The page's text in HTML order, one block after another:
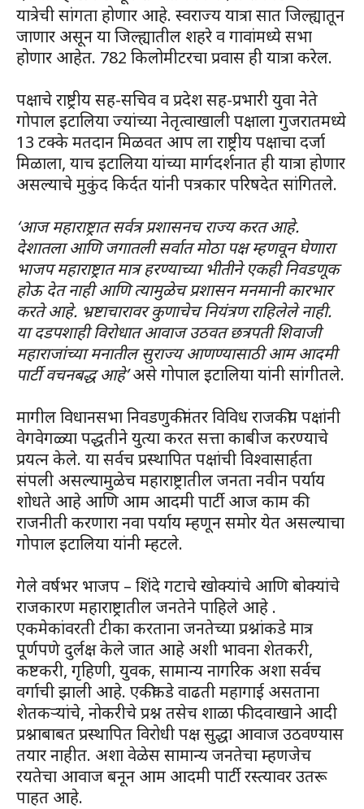
यात्रेची सांगता होणार आहे. स्वराज्य यात्रा सात जिल्ह्यातून
जाणार असून या जिल्ह्यातील शहरे व गावांमध्ये सभा
होणार आहेत. 782 किलोमीटरचा प्रवास ही यात्रा करेल.
पक्षाचे राष्ट्रीय सह-सचिव व प्रदेश सह-प्रभारी युवा नेते
गोपाल इटालिया ज्यांच्या नेतृत्वाखाली पक्षाला गुजरातमध्ये
13 टक्के मतदान मिळवत आप ला राष्ट्रीय पक्षाचा दर्जा
मिळाला, याच इटालिया यांच्या मार्गदर्शनात ही यात्रा होणार
असल्याचे मुकुंद किर्दत यांनी पत्रकार परिषदेत सांगितले.
‘आज महाराष्ट्रात सर्वत्र प्रशासनच राज्य करत आहे.
देशातला आणि जगातली सर्वात मोठा पक्ष म्हणवून घेणारा
भाजप महाराष्ट्रात मात्र हरण्याच्या भीतीने एकही निवडणूक
होऊ देत नाही आणि त्यामुळेच प्रशासन मनमानी कारभार
करते आहे. भ्रष्टाचारावर कुणाचेच नियंत्रण राहिलेले नाही.
या दडपशाही विरोधात आवाज उठवत छत्रपती शिवाजी
महाराजांच्या मनातील सुराज्य आणण्यासाठी आम आदमी
पार्टी वचनबद्ध आहे’असे गोपाल इटालिया यांनी सांगीतले.
मागील विधानसभा निवडणुकीनंतर विविध राजकीय पक्षांनी
वेगवेगळ्या पद्धतीने युत्या करत सत्ता काबीज करण्याचे
प्रयत्न केले. या सर्वच प्रस्थापित पक्षांची विश्वासार्हता
संपली असल्यामुळेच महाराष्ट्रातील जनता नवीन पर्याय
शोधते आहे आणि आम आदमी पार्टी आज काम की
राजनीती करणारा नवा पर्याय म्हणून समोर येत असल्याचा
गोपाल इटालिया यांनी म्हटले.
गेले वर्षभर भाजप – शिंदे गटाचे खोक्यांचे आणि बोक्यांचे
राजकारण महाराष्ट्रातील जनतेने पाहिले आहे .
एकमेकांवरती टीका करताना जनतेच्या प्रश्नांकडे मात्र
पूर्णपणे दुर्लक्ष केले जात आहे अशी भावना शेतकरी,
कष्टकरी, गृहिणी, युवक, सामान्य नागरिक अशा सर्वच
वर्गाची झाली आहे. एकीकडे वाढती महागाई असताना
शेतकऱ्यांचे, नोकरीचे प्रश्न तसेच शाळा फी दवाखाने आदी
प्रश्नाबाबत प्रस्थापित विरोधी पक्ष सुद्धा आवाज उठवण्यास
तयार नाहीत. अशा वेळेस सामान्य जनतेचा म्हणजेच
रयतेचा आवाज बनून आम आदमी पार्टी रस्त्यावर उतरू
पाहत आहे.